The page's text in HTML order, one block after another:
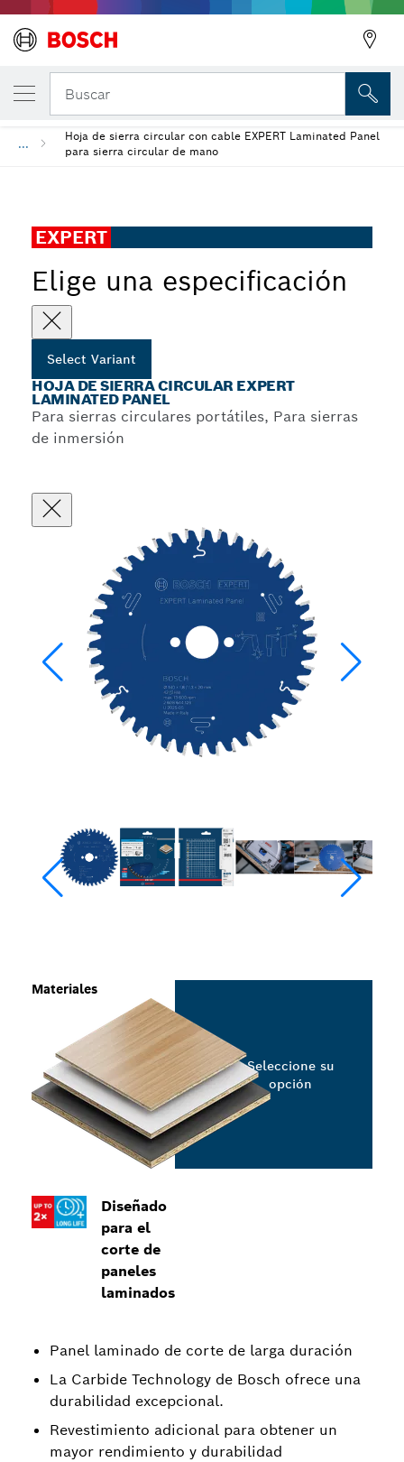
Buscar
...
Hoja de sierra circular con cable EXPERT Laminated Panel
para sierra circular de mano
EXPERT
Elige una especificación
Select Variant
HOJA DE SIERRA CIRCULAR EXPERT
LAMINATED PANEL
Para sierras circulares portátiles, Para sierras
de inmersión
Diseñado
para el
corte de
paneles
laminados
Panel laminado de corte de larga duración
La Carbide Technology de Bosch ofrece una
durabilidad excepcional.
Revestimiento adicional para obtener un
mayor rendimiento y durabilidad
Materiales
Seleccione su
opción
Hoja de sierra circular EXPERT Laminated